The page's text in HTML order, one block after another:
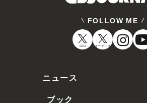
FOLLOW ME
CDJ オーディオ
ニュース
ブック